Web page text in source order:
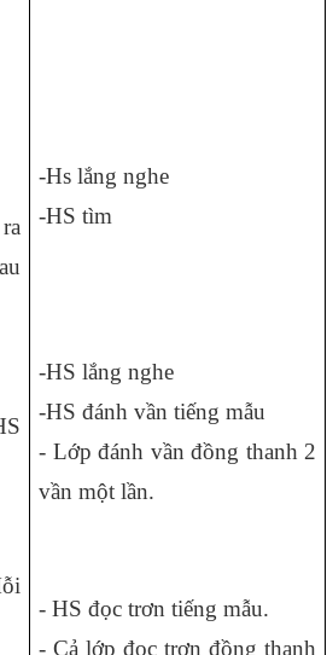
-Hs lắng nghe
-HS tìm
-HS lắng nghe
-HS đánh vần tiếng mẫu
- Lớp đánh vần đồng thanh 2
vần một lần.
- HS đọc trơn tiếng mẫu.
- Cả lớp đọc trơn đồng thanh